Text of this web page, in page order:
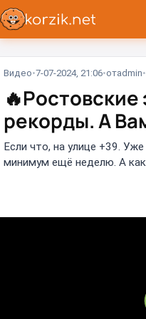
Видео 7-07-2024, 21:06 отadmin
🔥Ростовские
рекорды. А
Если что, на улице +39.
минимум ещё неделю. А